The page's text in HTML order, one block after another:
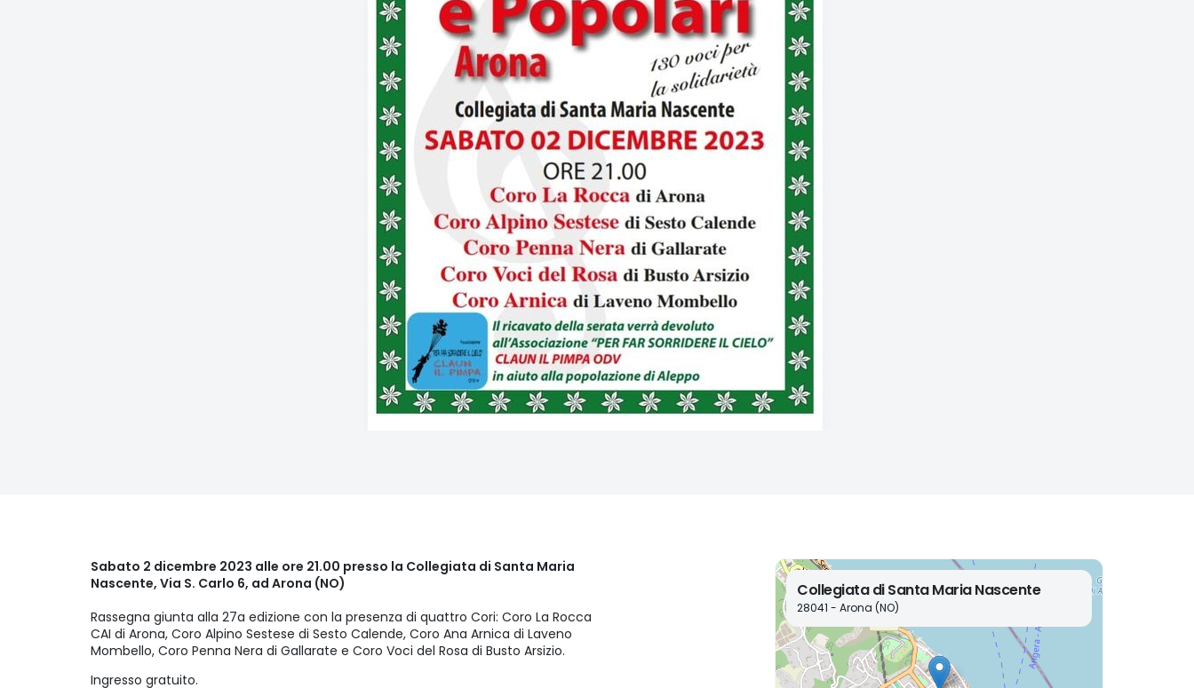
Sabato 2 dicembre 2023 alle ore 21.00 presso la Collegiata di Santa Maria
Nascente, Via S. Carlo 6, ad Arona (NO)
Rassegna giunta alla 27a edizione con la presenza di quattro Cori: Coro La Rocca
CAI di Arona, Coro Alpino Sestese di Sesto Calende, Coro Ana Arnica di Laveno
Mombello, Coro Penna Nera di Gallarate e Coro Voci del Rosa di Busto Arsizio.
Ingresso gratuito.
Collegiata di Santa Maria Nascente
28041 - Arona (NO)